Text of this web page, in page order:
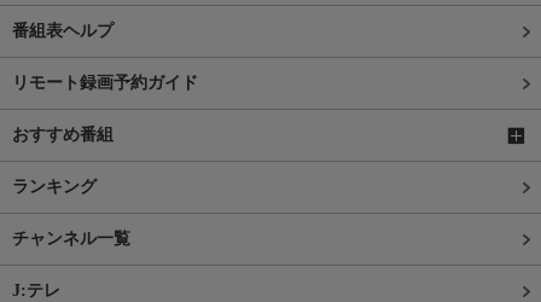
番組表ヘルプ
リモート録画予約ガイド
おすすめ番組
ランキング
チャンネル一覧
J:テレ